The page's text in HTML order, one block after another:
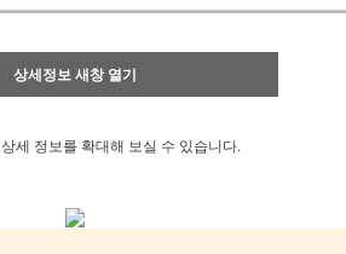
상세정보 새창 열기
상세 정보를 확대해 보실 수 있습니다.